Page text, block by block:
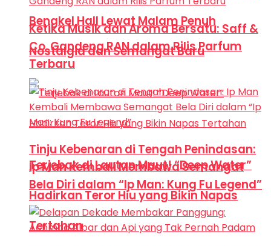
Bengkel Hall Lewat Malam Penuh
Nostalgia dan Semangat Baru
Terjebak di Lautan Maut! “Deep Water”
Hadirkan Teror Hiu yang Bikin Napas
Tertahan
Ketika Musik dan Aroma Bersatu: Saff &
Co. Gandeng RAN dalam Rilis Parfum
Terbaru
Tinju Kebenaran di Tengah Penindasan:
Ip Man Kembali Membawa Semangat
Bela Diri dalam “Ip Man: Kung Fu Legend”